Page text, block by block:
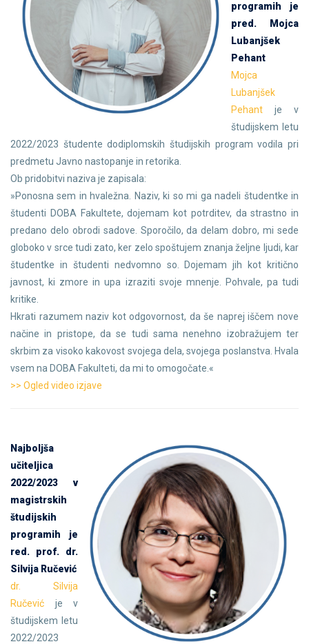
programih je
pred. Mojca
Lubanjšek
Pehant
Mojca
Lubanjšek
Pehant je v
študijskem letu
2022/2023 študente dodiplomskih študijskih program vodila pri
predmetu Javno nastopanje in retorika.
Ob pridobitvi naziva je zapisala:
»Ponosna sem in hvaležna. Naziv, ki so mi ga nadeli študentke in
študenti DOBA Fakultete, dojemam kot potrditev, da strastno in
predano delo obrodi sadove. Sporočilo, da delam dobro, mi sede
globoko v srce tudi zato, ker zelo spoštujem znanja željne ljudi, kar
študentke in študenti nedvomno so. Dojemam jih kot kritično
javnost, ki zmore in upa izraziti svoje mnenje. Pohvale, pa tudi
kritike.
Hkrati razumem naziv kot odgovornost, da še naprej iščem nove
načine in pristope, da se tudi sama nenehno izobražujem ter
skrbim za visoko kakovost svojega dela, svojega poslanstva. Hvala
vsem na DOBA Fakulteti, da mi to omogočate.«
>> Ogled video izjave
Najboljša
učiteljica
2022/2023 v
magistrskih
študijskih
programih je
red. prof. dr.
Silvija Ručević
dr. Silvija
Ručević je v
študijskem letu
2022/2023